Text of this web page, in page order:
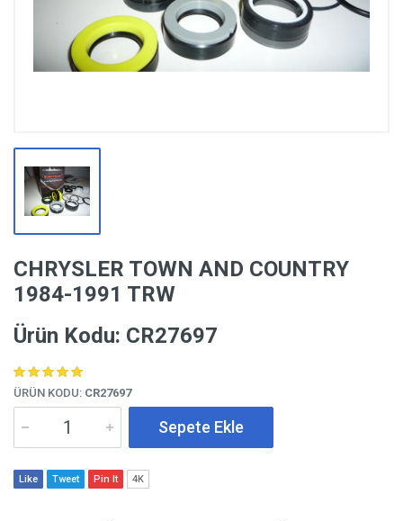
CHRYSLER TOWN AND COUNTRY
1984-1991 TRW
Ürün Kodu: CR27697
ÜRÜN KODU: CR27697
Sepete Ekle
Like Tweet Pin It 4K